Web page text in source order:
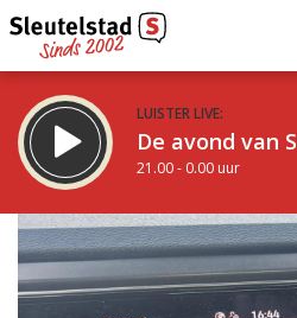
LUISTER LIVE:
De avond van
21.00 - 0.00 uur
STRAKS:
De nacht van Sleutelstad
0.00 - 6.00 uur
Vorig uur
uur 1 van